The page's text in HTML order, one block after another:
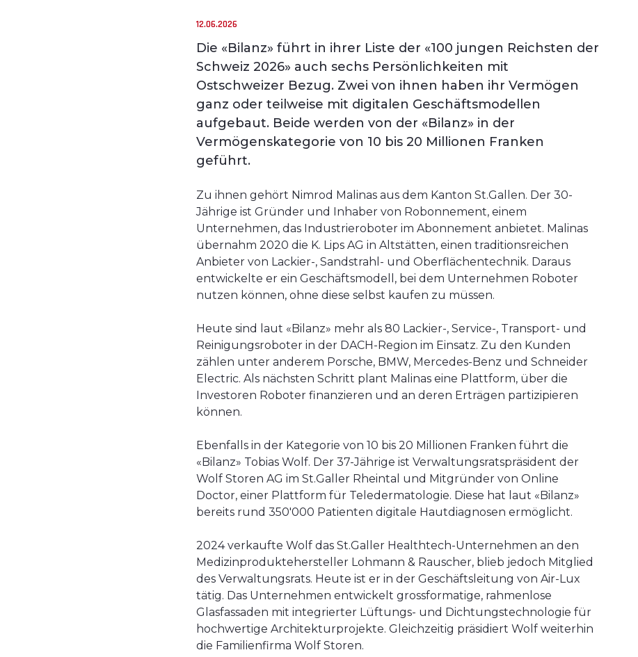
12.06.2026
Die «Bilanz» führt in ihrer Liste der «100 jungen Reichsten der
Schweiz 2026» auch sechs Persönlichkeiten mit
Ostschweizer Bezug. Zwei von ihnen haben ihr Vermögen
ganz oder teilweise mit digitalen Geschäftsmodellen
aufgebaut. Beide werden von der «Bilanz» in der
Vermögenskategorie von 10 bis 20 Millionen Franken
geführt.
Zu ihnen gehört Nimrod Malinas aus dem Kanton St.Gallen. Der 30-
Jährige ist Gründer und Inhaber von Robonnement, einem
Unternehmen, das Industrieroboter im Abonnement anbietet. Malinas
übernahm 2020 die K. Lips AG in Altstätten, einen traditionsreichen
Anbieter von Lackier-, Sandstrahl- und Oberflächentechnik. Daraus
entwickelte er ein Geschäftsmodell, bei dem Unternehmen Roboter
nutzen können, ohne diese selbst kaufen zu müssen.
Heute sind laut «Bilanz» mehr als 80 Lackier-, Service-, Transport- und
Reinigungsroboter in der DACH-Region im Einsatz. Zu den Kunden
zählen unter anderem Porsche, BMW, Mercedes-Benz und Schneider
Electric. Als nächsten Schritt plant Malinas eine Plattform, über die
Investoren Roboter finanzieren und an deren Erträgen partizipieren
können.
Ebenfalls in der Kategorie von 10 bis 20 Millionen Franken führt die
«Bilanz» Tobias Wolf. Der 37-Jährige ist Verwaltungsratspräsident der
Wolf Storen AG im St.Galler Rheintal und Mitgründer von Online
Doctor, einer Plattform für Teledermatologie. Diese hat laut «Bilanz»
bereits rund 350'000 Patienten digitale Hautdiagnosen ermöglicht.
2024 verkaufte Wolf das St.Galler Healthtech-Unternehmen an den
Medizinproduktehersteller Lohmann & Rauscher, blieb jedoch Mitglied
des Verwaltungsrats. Heute ist er in der Geschäftsleitung von Air-Lux
tätig. Das Unternehmen entwickelt grossformatige, rahmenlose
Glasfassaden mit integrierter Lüftungs- und Dichtungstechnologie für
hochwertige Architekturprojekte. Gleichzeitig präsidiert Wolf weiterhin
die Familienfirma Wolf Storen.